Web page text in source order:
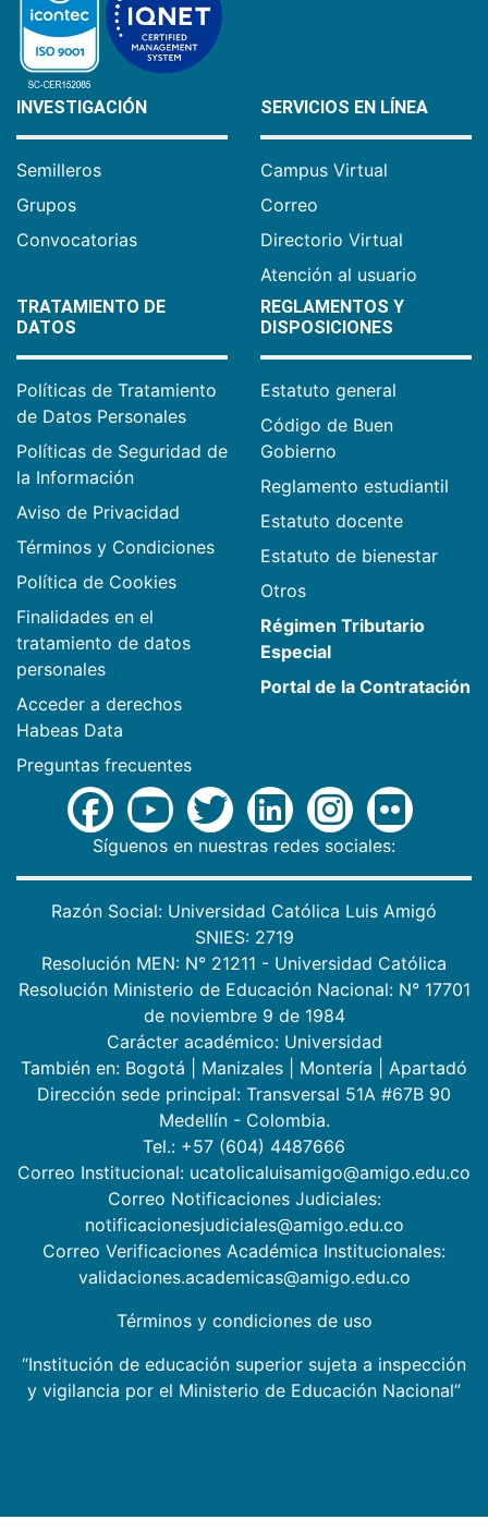
INVESTIGACIÓN
Semilleros
Grupos
Convocatorias
SERVICIOS EN LÍNEA
Campus Virtual
Correo
Directorio Virtual
Atención al usuario
TRATAMIENTO DE
DATOS
Políticas de Tratamiento
de Datos Personales
Políticas de Seguridad de
la Información
Aviso de Privacidad
Términos y Condiciones
Política de Cookies
Finalidades en el
tratamiento de datos
personales
Acceder a derechos
Habeas Data
Preguntas frecuentes
REGLAMENTOS Y
DISPOSICIONES
Estatuto general
Código de Buen
Gobierno
Reglamento estudiantil
Estatuto docente
Estatuto de bienestar
Otros
Régimen Tributario
Especial
Portal de la Contratación
Síguenos en nuestras redes sociales:
Razón Social: Universidad Católica Luis Amigó
SNIES: 2719
Resolución MEN: N° 21211 - Universidad Católica
Resolución Ministerio de Educación Nacional: N° 17701
de noviembre 9 de 1984
Carácter académico: Universidad
También en: Bogotá Manizales Montería
Apartadó
Dirección sede principal: Transversal 51A #67B 90
Medellín - Colombia.
Tel.: +57 (604) 4487666
Correo Institucional: ucatolicaluisamigo@amigo.edu.co
Correo Notificaciones Judiciales:
notificacionesjudiciales@amigo.edu.co
Correo Verificaciones Académica Institucionales:
validaciones.academicas@amigo.edu.co
Términos y condiciones de uso
“Institución de educación superior sujeta a inspección
y vigilancia por el Ministerio de Educación Nacional”